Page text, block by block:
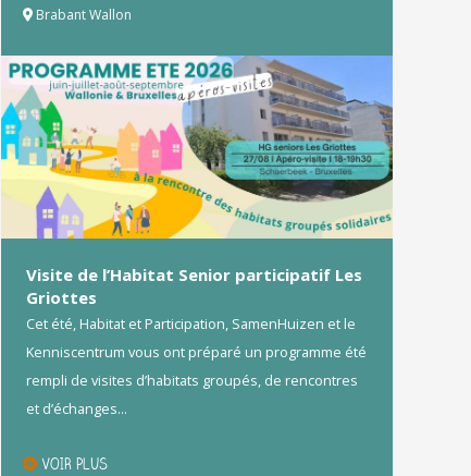
Brabant Wallon
Visite de l’Habitat Senior participatif Les
Griottes
Cet été, Habitat et Participation, SamenHuizen et le
Kenniscentrum vous ont préparé un programme été
rempli de visites d’habitats groupés, de rencontres
et d’échanges...
VOIR PLUS